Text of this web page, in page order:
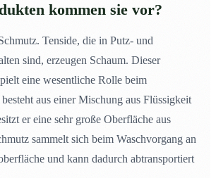
kommen sie vor?
Tenside, die in Putz- und
sind, erzeugen Schaum. Dieser
eine wesentliche Rolle beim
aus einer Mischung aus Flüssigkeit
er eine sehr große Oberfläche aus
sammelt sich beim Waschvorgang an
und kann dadurch abtransportiert